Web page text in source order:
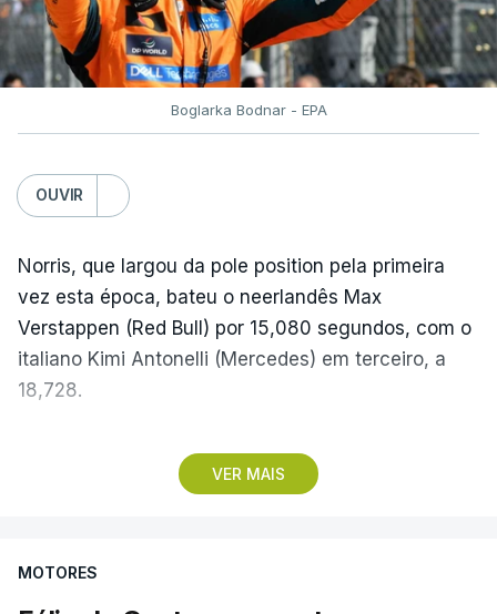
Boglarka Bodnar - EPA
OUVIR
VER MAIS
Norris, que largou da pole position pela primeira
vez esta época, bateu o neerlandês Max
Verstappen (Red Bull) por 15,080 segundos, com o
italiano Kimi Antonelli (Mercedes) em terceiro, a
18,728.
Com estes resultados, Kimi Antonelli cimentou a
liderança do Mundial de Pilotos, aproveitando o
penalização de cinco segundos atribuída a Lewis
Hamilton (Ferrari), que o deixou em quinto, para
MOTORES